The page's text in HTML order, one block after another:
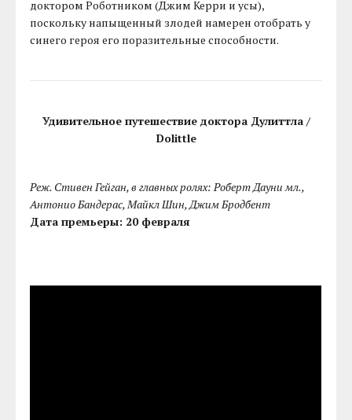
доктором Роботником (Джим Керри и усы),
поскольку напыщенный злодей намерен отобрать у
синего героя его поразительные способности.
Удивительное путешествие доктора Дулиттла /
Dolittle
Реж. Стивен Гейган, в главных ролях: Роберт Дауни мл.,
Антонио Бандерас, Майкл Шин, Джим Бродбент
Дата премьеры: 20 февраля